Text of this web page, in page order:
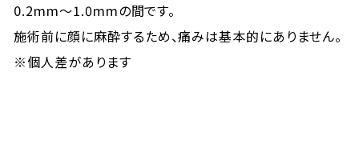
0.2mm～1.0mmの間です。
施術前に顔に麻酔するため、痛みは基本的にありません。
※個人差があります